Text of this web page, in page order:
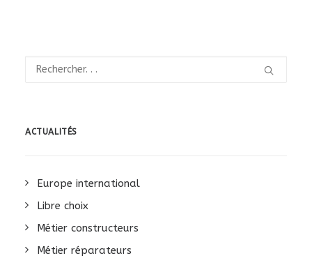
ACTUALITÉS
Europe international
Libre choix
Métier constructeurs
Métier réparateurs